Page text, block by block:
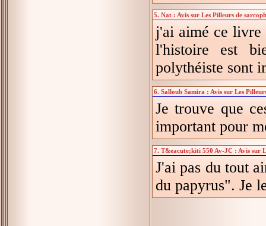
5. Nat : Avis sur Les Pilleurs de
j'ai aimé ce livre
l'histoire est
polythéiste sont
6. Salloub Samira : Avis sur Les
Je trouve que
important pour
7. T&eacute;kiti 550 Av-JC : Avis sur
J'ai pas du tout
du papyrus". Je